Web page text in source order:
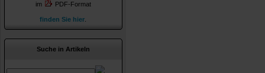
im
PDF-Format
finden Sie hier
Suche in Artikeln